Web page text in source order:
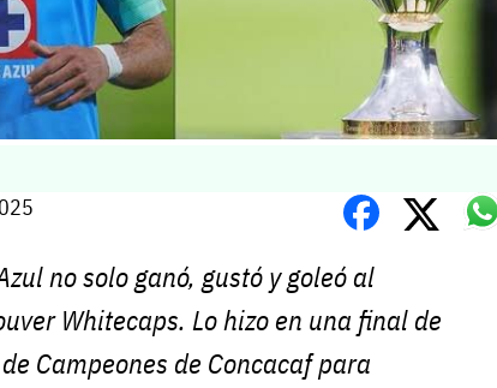
no solo ganó, gustó y goleó al
Whitecaps. Lo hizo en una final de
Campeones de Concacaf para